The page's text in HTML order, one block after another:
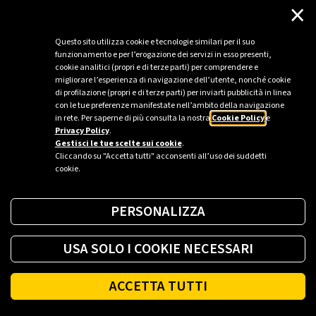
Questo sito utilizza cookie e tecnologie similari per il suo
funzionamento e per l’erogazione dei servizi in esso presenti,
cookie analitici (propri e di terze parti) per comprendere e
migliorare l’esperienza di navigazione dell’utente, nonché cookie
di profilazione (propri e di terze parti) per inviarti pubblicità in linea
con le tue preferenze manifestate nell’ambito della navigazione
in rete. Per saperne di più consulta la nostra Cookie Policye
Privacy Policy.
Gestisci le tue scelte sui cookie.
Cliccando su "Accetta tutti" acconsenti all’uso dei suddetti
cookie.
×
PERSONALIZZA
USA SOLO I COOKIE NECESSARI
ACCETTA TUTTI
magico mondo di
Lucilla e Ombro ti
aspetta.
Premi l'interruttore